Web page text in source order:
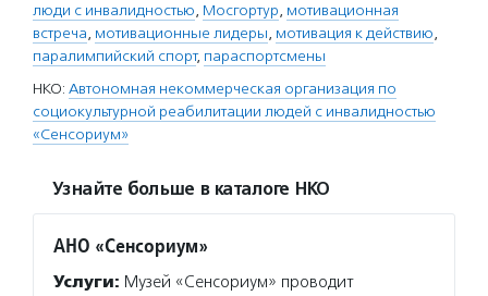
люди с инвалидностью, Мосгортур, мотивационная
встреча, мотивационные лидеры, мотивация к действию,
паралимпийский спорт, параспортсмены
НКО: Автономная некоммерческая организация по
социокультурной реабилитации людей с инвалидностью
«Сенсориум»
Узнайте больше в каталоге НКО
АНО «Сенсориум»
Услуги: Музей «Сенсориум» проводит